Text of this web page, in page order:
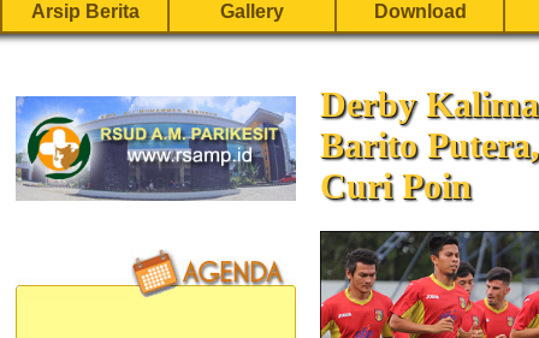
Arsip Berita Gallery Download
Derby
Barito
Curi Poin